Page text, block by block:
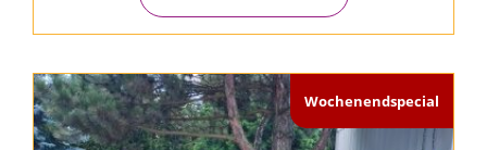
Wochenendspecial